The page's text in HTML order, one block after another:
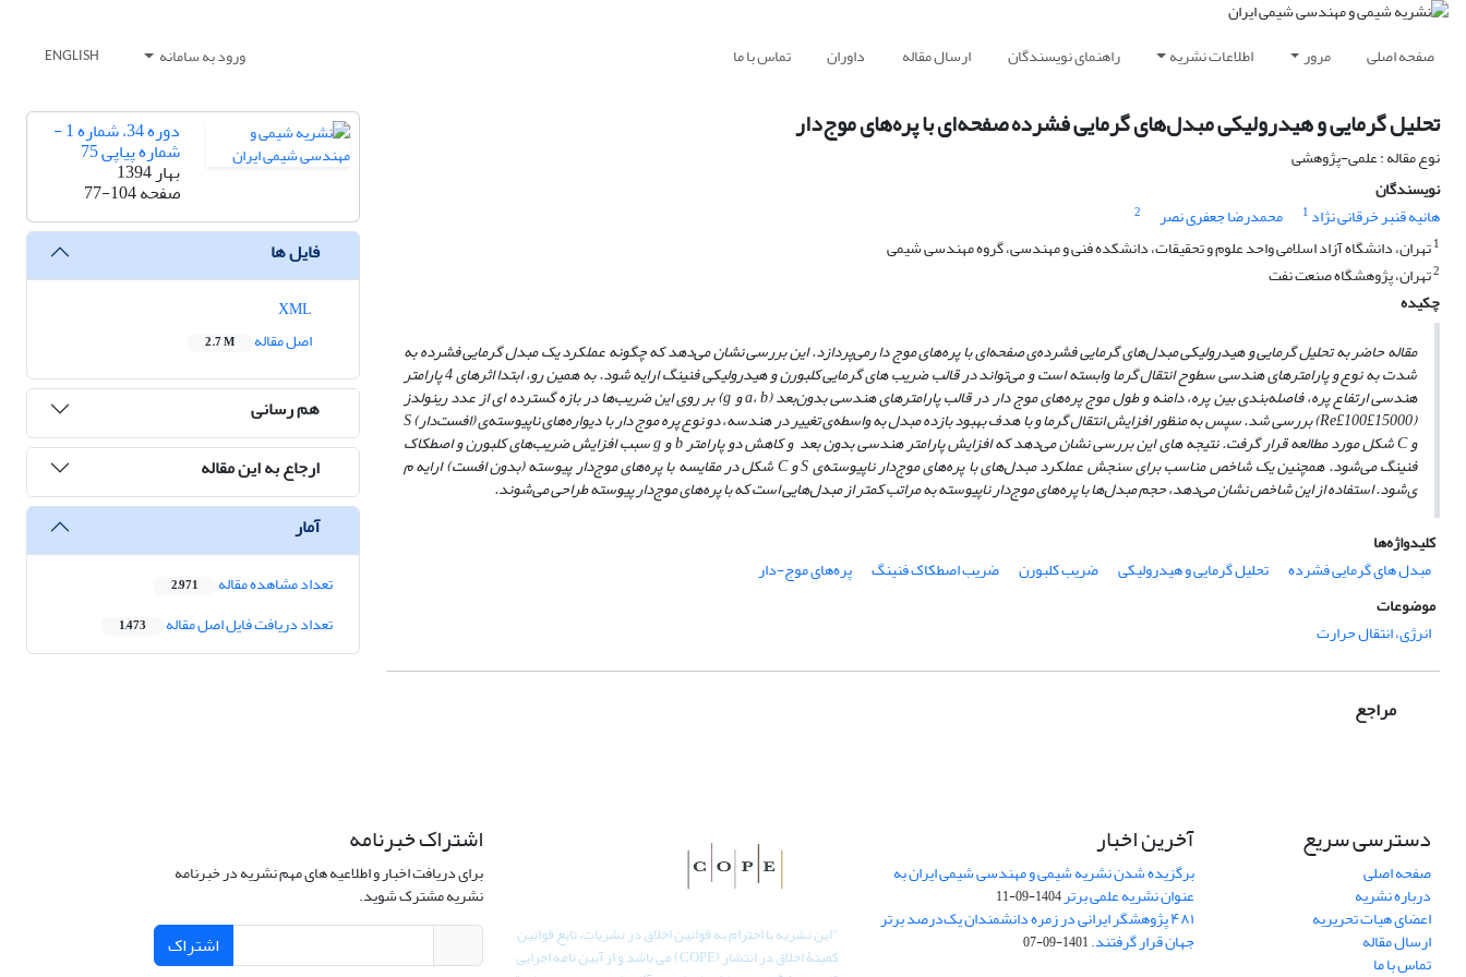
صفحه اصلی مرور اطلاعات نشریه راهنمای نویسندگان ارسال مقاله داوران تماس با ما ورود به سامانه ENGLISH
تحلیل گرمایی و هیدرولیکی مبدل‌های گرمایی‌ فشرده صفحه‌ای با پره‌های موج‌دار
نوع مقاله : علمی-پژوهشی
نویسندگان
هانیه قنبر خرقانی نژاد 1 محمدرضا جعفری نصر
2
1تهران، دانشگاه آزاد اسلامی واحد علوم و تحقیقات، دانشکده فنی و مهندسی، گروه مهندسی شیمی
2تهران، پژوهشگاه صنعت نفت
چکیده
مقاله حاضر به تحلیل گرمایی و هیدرولیکی مبدل‌های گرمایی‌ فشرده‌‌ی صفحه‌ای با پره‌های موج ‌دا رمی‌پردازد. این بررسی نشان می‌دهد که چگونه عملکرد یک مبدل گرمایی فشرده به
شدت به نوع و پارامترهای هندسی سطوح انتقال گرما وابسته است و می‌تواند در قالب ضریب ‌های گرمایی کلبورن و هیدرولیکی فنینگ ارایه ‌شود. به‌ همین رو، ابتدا اثرهای 4 پارامتر
هندسی ارتفاع پره، فاصله‌بندی بین پره، دامنه و طول موج پره‌های موج‌ دار در قالب پارامترهای هندسی بدون‌بعد (a، b و g) بر روی این ضریب‌ها در بازه گسترده ‌ای از عدد رینولدز
(15000£Re£100) بررسی شد. سپس به منظور افزایش انتقال گرما و با هدف بهبود بازده مبدل‌ به واسطه‌ی تغییر در هندسه، دو نوع پره موج ‌دار با دیواره‌های ناپیوسته‌ی (افست‌دار) S
و C شکل مورد مطالعه قرار گرفت. نتیجه‌ های این بررسی نشان می‌دهد که افزایش پارامتر هندسی بدون بعد و کاهش دو پارامتر b و g سبب افزایش ضریب‌های کلبورن و اصطکاک
فنینگ می‌شود. همچنین یک شاخص مناسب برای سنجش عملکرد مبدل‌های با پره‌ها‌‌ی موج‌دار ناپیوسته‌ی S و C شکل در مقایسه با پره‌ها‌ی موج‌دار پیوسته (بدون افست) ارایه م
ی‌شود. استفاده از این شاخص نشان می‌دهد، حجم مبدل‌ها با پره‌‌های موج‌دار ناپیوسته به‌ مراتب کمتر از مبدل‌هایی است که با پره‌های موج‌دار پیوسته طراحی می‌شوند.
کلیدواژه‌ها
مبدل های گرمایی فشرده
تحلیل گرمایی و هیدرولیکی ضریب کلبورن ضریب اصطکاک فنینگ
پره‌های موج-دار
موضوعات
انرژی، انتقال حرارت
مراجع
دوره 34، شماره 1 -
شماره پیاپی 75
بهار 1394
صفحه77-104
فایل ها
اصل مقاله
2.7 M
هم رسانی
ارجاع به این مقاله
آمار
تعداد مشاهده مقاله 2,971
تعداد دریافت فایل اصل مقاله 1,473
دسترسی سریع
صفحه اصلی
درباره نشریه
اعضای هیات تحریریه
ارسال مقاله
تماس با ما
آخرین اخبار
برگزیده شدن نشریه شیمی و مهندسی شیمی ایران به
عنوان نشریه علمی برتر1404-09-11
۴۸۱ پژوهشگر ایرانی در زمره دانشمندان یک‌درصد برتر
جهان قرار گرفتند.1401-09-07
"این نشریه با احترام به قوانین اخلاق در نشریات، تابع قوانین
کمیتۀ اخلاق در انتشار (COPE) می باشد و از آیین نامه اجرایی
اشتراک خبرنامه
برای دریافت اخبار و اطلاعیه های مهم نشریه در خبرنامه
نشریه مشترک شوید.
اشتراک